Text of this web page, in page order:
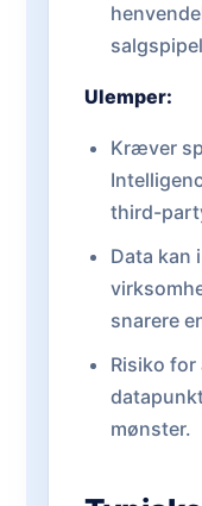
Ulemper:
Kræver
third-
Data kan
snarere
Risiko
mønster.